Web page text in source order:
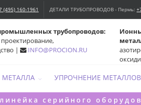
(495) 160-1961 ДЕТАЛИ ТРУБОПРОВОДОВ - Пермь:
трубопроводов:
|
INFO@PROCION.RU
МЕТАЛЛА УПРОЧНЕНИЕ МЕТАЛЛОВ
серийного